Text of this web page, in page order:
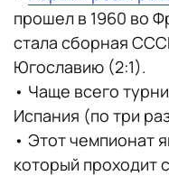
прошел в 1960 во
стала сборная
Югославию (2:1).
• Чаще всего
Испания (по три
• Этот чемпионат
который проходит